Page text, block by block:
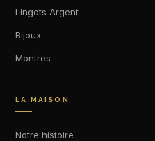
Lingots Argent
Bijoux
Montres
LA MAISON
Notre histoire